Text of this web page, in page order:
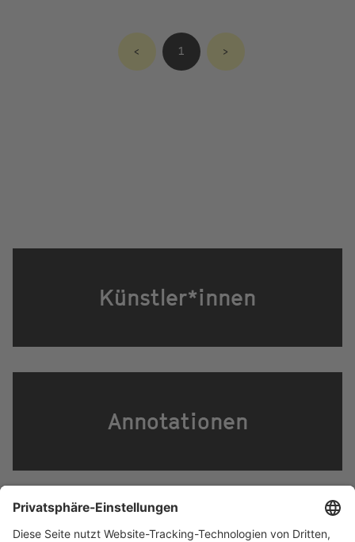
< 1 >
Künstler*innen
Annotationen